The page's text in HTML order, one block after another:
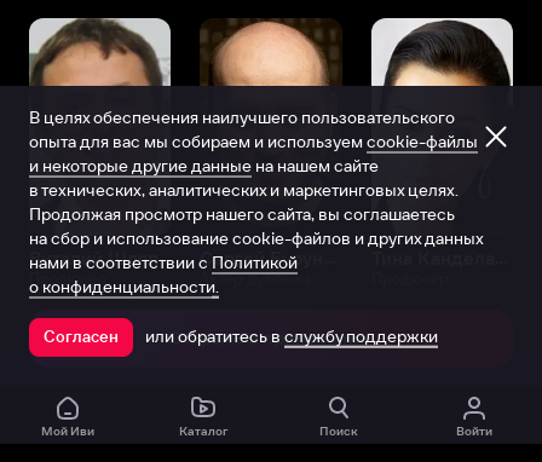
Виталий Шляппо
Продюсер Актёр дубляжа
Открыть в приложении
Мой Иви Каталог Поиск Войти
В целях обеспечения наилучшего пользовательского
опыта для вас мы собираем и используем cookie-файлы
и некоторые другие данные на нашем сайте
в технических, аналитических и маркетинговых целях.
Продолжая просмотр нашего сайта, вы соглашаетесь
на сбор и использование cookie-файлов и других данных
нами в соответствии с Политикой
о конфиденциальности.
Согласен или обратитесь в службу поддержки